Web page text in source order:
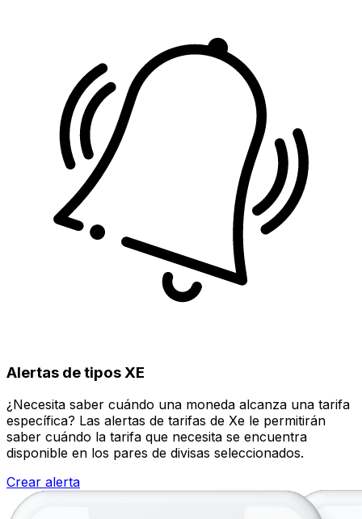
Alertas de tipos XE
¿Necesita saber cuándo una moneda alcanza una tarifa
específica? Las alertas de tarifas de Xe le permitirán
saber cuándo la tarifa que necesita se encuentra
disponible en los pares de divisas seleccionados.
Crear alerta